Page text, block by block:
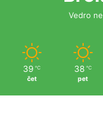
Vedro
39 ℃
čet
38 ℃
pet